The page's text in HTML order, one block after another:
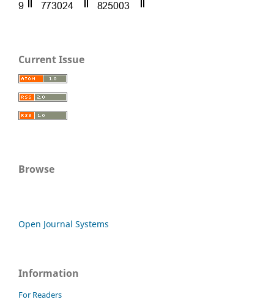
Current Issue
Browse
Open Journal Systems
Information
For Readers